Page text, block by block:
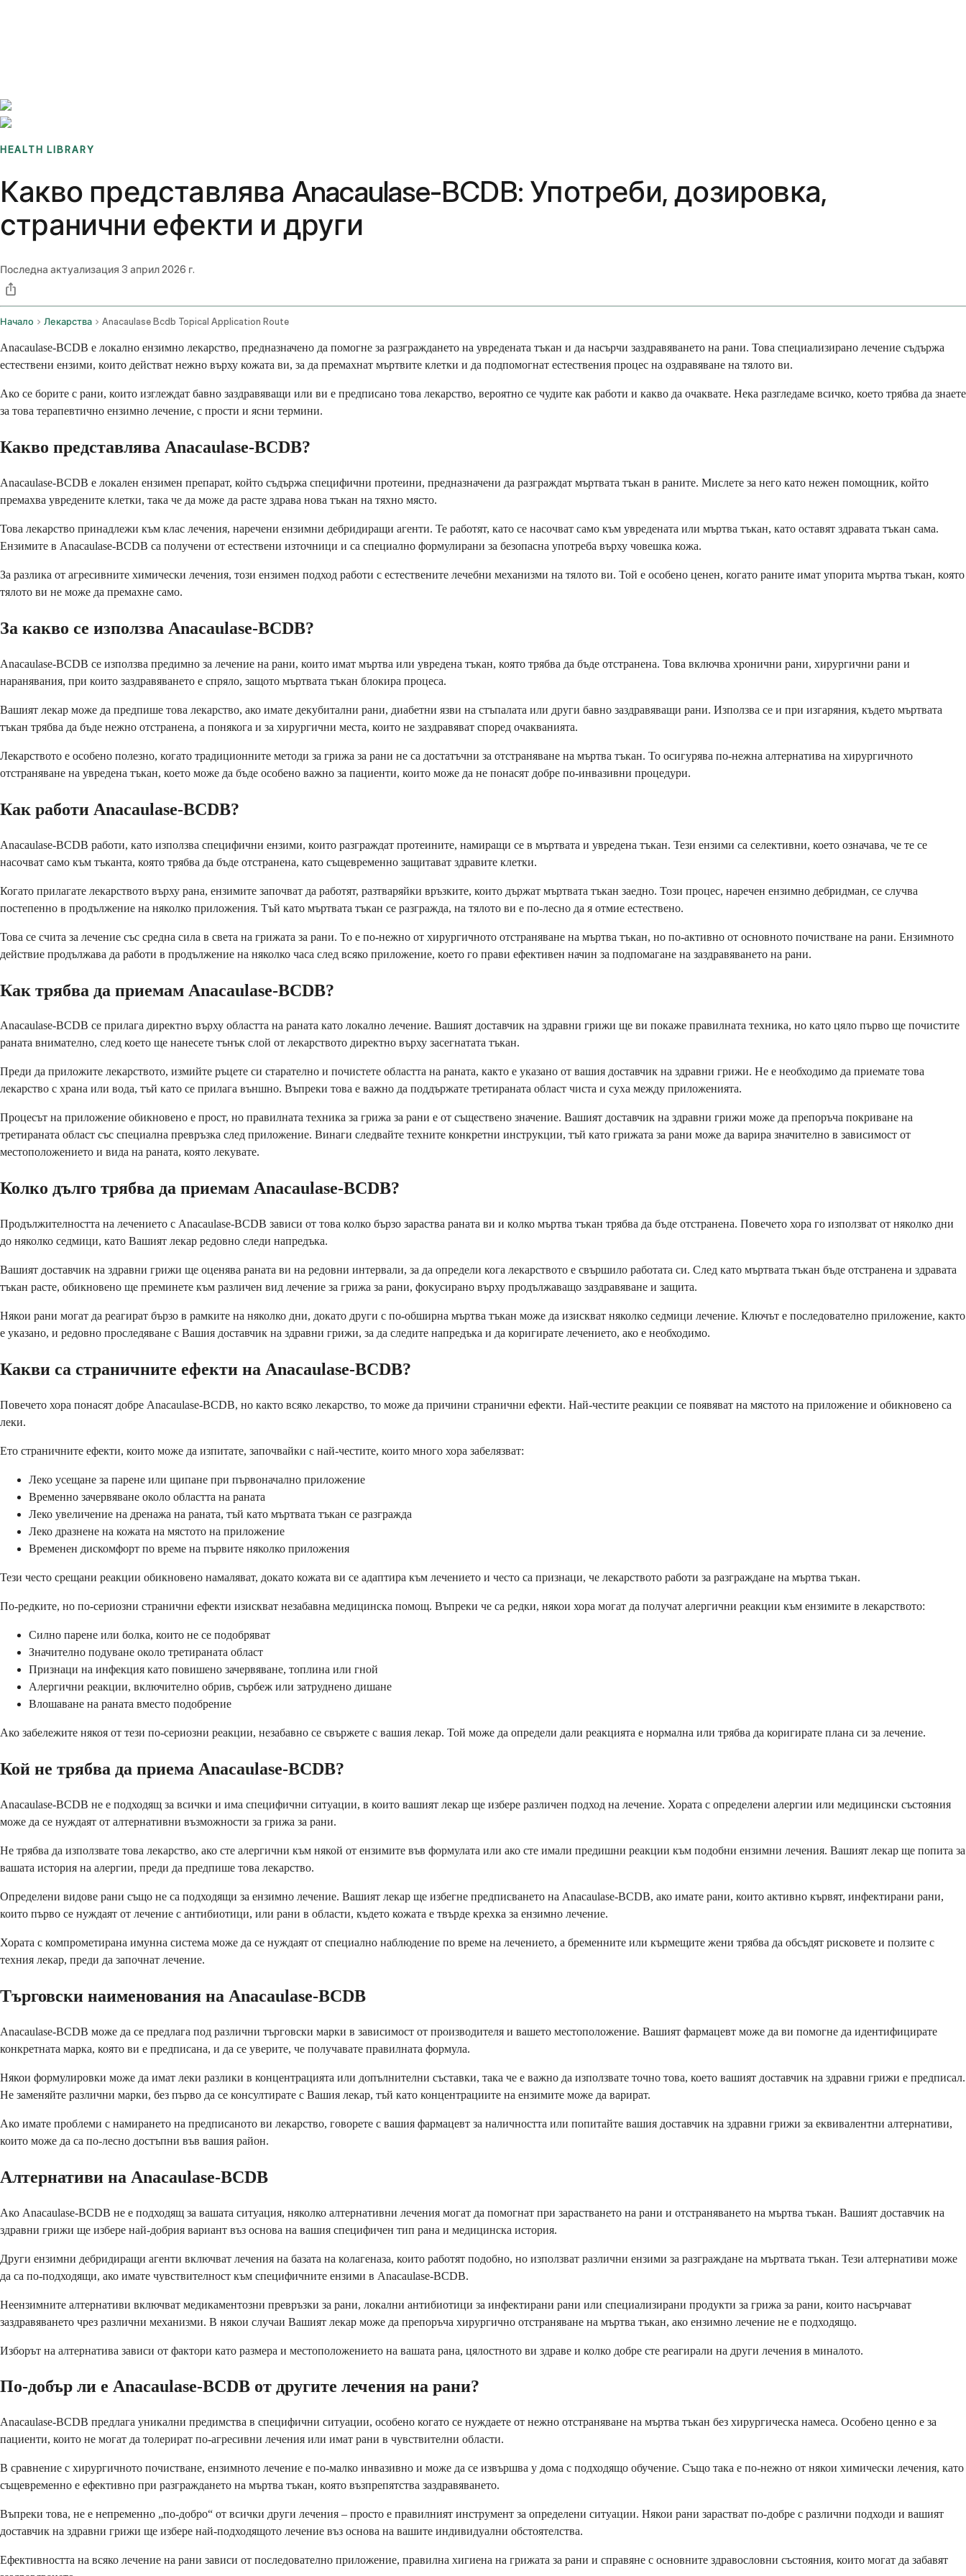
HEALTH LIBRARY
Какво представлява Anacaulase-BCDB: Употреби, дозировка,
странични ефекти и други
Последна актуализация 3 април 2026 г.
Начало Лекарства Anacaulase Bcdb Topical Application Route
Anacaulase-BCDB е локално ензимно лекарство, предназначено да помогне за разграждането на увредената тъкан и да насърчи заздравяването на рани. Това специализирано лечение съдържа
естествени ензими, които действат нежно върху кожата ви, за да премахнат мъртвите клетки и да подпомогнат естествения процес на оздравяване на тялото ви.
Ако се борите с рани, които изглеждат бавно заздравяващи или ви е предписано това лекарство, вероятно се чудите как работи и какво да очаквате. Нека разгледаме всичко, което трябва да знаете
за това терапевтично ензимно лечение, с прости и ясни термини.
Какво представлява Anacaulase-BCDB?
Anacaulase-BCDB е локален ензимен препарат, който съдържа специфични протеини, предназначени да разграждат мъртвата тъкан в раните. Мислете за него като нежен помощник, който
премахва увредените клетки, така че да може да расте здрава нова тъкан на тяхно място.
Това лекарство принадлежи към клас лечения, наречени ензимни дебридиращи агенти. Те работят, като се насочват само към увредената или мъртва тъкан, като оставят здравата тъкан сама.
Ензимите в Anacaulase-BCDB са получени от естествени източници и са специално формулирани за безопасна употреба върху човешка кожа.
За разлика от агресивните химически лечения, този ензимен подход работи с естествените лечебни механизми на тялото ви. Той е особено ценен, когато раните имат упорита мъртва тъкан, която
тялото ви не може да премахне само.
За какво се използва Anacaulase-BCDB?
Anacaulase-BCDB се използва предимно за лечение на рани, които имат мъртва или увредена тъкан, която трябва да бъде отстранена. Това включва хронични рани, хирургични рани и
наранявания, при които заздравяването е спряло, защото мъртвата тъкан блокира процеса.
Вашият лекар може да предпише това лекарство, ако имате декубитални рани, диабетни язви на стъпалата или други бавно заздравяващи рани. Използва се и при изгаряния, където мъртвата
тъкан трябва да бъде нежно отстранена, а понякога и за хирургични места, които не заздравяват според очакванията.
Лекарството е особено полезно, когато традиционните методи за грижа за рани не са достатъчни за отстраняване на мъртва тъкан. То осигурява по-нежна алтернатива на хирургичното
отстраняване на увредена тъкан, което може да бъде особено важно за пациенти, които може да не понасят добре по-инвазивни процедури.
Как работи Anacaulase-BCDB?
Anacaulase-BCDB работи, като използва специфични ензими, които разграждат протеините, намиращи се в мъртвата и увредена тъкан. Тези ензими са селективни, което означава, че те се
насочват само към тъканта, която трябва да бъде отстранена, като същевременно защитават здравите клетки.
Когато прилагате лекарството върху рана, ензимите започват да работят, разтваряйки връзките, които държат мъртвата тъкан заедно. Този процес, наречен ензимно дебридман, се случва
постепенно в продължение на няколко приложения. Тъй като мъртвата тъкан се разгражда, на тялото ви е по-лесно да я отмие естествено.
Това се счита за лечение със средна сила в света на грижата за рани. То е по-нежно от хирургичното отстраняване на мъртва тъкан, но по-активно от основното почистване на рани. Ензимното
действие продължава да работи в продължение на няколко часа след всяко приложение, което го прави ефективен начин за подпомагане на заздравяването на рани.
Как трябва да приемам Anacaulase-BCDB?
Anacaulase-BCDB се прилага директно върху областта на раната като локално лечение. Вашият доставчик на здравни грижи ще ви покаже правилната техника, но като цяло първо ще почистите
раната внимателно, след което ще нанесете тънък слой от лекарството директно върху засегнатата тъкан.
Преди да приложите лекарството, измийте ръцете си старателно и почистете областта на раната, както е указано от вашия доставчик на здравни грижи. Не е необходимо да приемате това
лекарство с храна или вода, тъй като се прилага външно. Въпреки това е важно да поддържате третираната област чиста и суха между приложенията.
Процесът на приложение обикновено е прост, но правилната техника за грижа за рани е от съществено значение. Вашият доставчик на здравни грижи може да препоръча покриване на
третираната област със специална превръзка след приложение. Винаги следвайте техните конкретни инструкции, тъй като грижата за рани може да варира значително в зависимост от
местоположението и вида на раната, която лекувате.
Колко дълго трябва да приемам Anacaulase-BCDB?
Продължителността на лечението с Anacaulase-BCDB зависи от това колко бързо зараства раната ви и колко мъртва тъкан трябва да бъде отстранена. Повечето хора го използват от няколко дни
до няколко седмици, като Вашият лекар редовно следи напредъка.
Вашият доставчик на здравни грижи ще оценява раната ви на редовни интервали, за да определи кога лекарството е свършило работата си. След като мъртвата тъкан бъде отстранена и здравата
тъкан расте, обикновено ще преминете към различен вид лечение за грижа за рани, фокусирано върху продължаващо заздравяване и защита.
Някои рани могат да реагират бързо в рамките на няколко дни, докато други с по-обширна мъртва тъкан може да изискват няколко седмици лечение. Ключът е последователно приложение, както
е указано, и редовно проследяване с Вашия доставчик на здравни грижи, за да следите напредъка и да коригирате лечението, ако е необходимо.
Какви са страничните ефекти на Anacaulase-BCDB?
Повечето хора понасят добре Anacaulase-BCDB, но както всяко лекарство, то може да причини странични ефекти. Най-честите реакции се появяват на мястото на приложение и обикновено са
леки.
Ето страничните ефекти, които може да изпитате, започвайки с най-честите, които много хора забелязват:
Леко усещане за парене или щипане при първоначално приложение
Временно зачервяване около областта на раната
Леко увеличение на дренажа на раната, тъй като мъртвата тъкан се разгражда
Леко дразнене на кожата на мястото на приложение
Временен дискомфорт по време на първите няколко приложения
Тези често срещани реакции обикновено намаляват, докато кожата ви се адаптира към лечението и често са признаци, че лекарството работи за разграждане на мъртва тъкан.
По-редките, но по-сериозни странични ефекти изискват незабавна медицинска помощ. Въпреки че са редки, някои хора могат да получат алергични реакции към ензимите в лекарството:
Силно парене или болка, които не се подобряват
Значително подуване около третираната област
Признаци на инфекция като повишено зачервяване, топлина или гной
Алергични реакции, включително обрив, сърбеж или затруднено дишане
Влошаване на раната вместо подобрение
Ако забележите някоя от тези по-сериозни реакции, незабавно се свържете с вашия лекар. Той може да определи дали реакцията е нормална или трябва да коригирате плана си за лечение.
Кой не трябва да приема Anacaulase-BCDB?
Anacaulase-BCDB не е подходящ за всички и има специфични ситуации, в които вашият лекар ще избере различен подход на лечение. Хората с определени алергии или медицински състояния
може да се нуждаят от алтернативни възможности за грижа за рани.
Не трябва да използвате това лекарство, ако сте алергични към някой от ензимите във формулата или ако сте имали предишни реакции към подобни ензимни лечения. Вашият лекар ще попита за
вашата история на алергии, преди да предпише това лекарство.
Определени видове рани също не са подходящи за ензимно лечение. Вашият лекар ще избегне предписването на Anacaulase-BCDB, ако имате рани, които активно кървят, инфектирани рани,
които първо се нуждаят от лечение с антибиотици, или рани в области, където кожата е твърде крехка за ензимно лечение.
Хората с компрометирана имунна система може да се нуждаят от специално наблюдение по време на лечението, а бременните или кърмещите жени трябва да обсъдят рисковете и ползите с
техния лекар, преди да започнат лечение.
Търговски наименования на Anacaulase-BCDB
Anacaulase-BCDB може да се предлага под различни търговски марки в зависимост от производителя и вашето местоположение. Вашият фармацевт може да ви помогне да идентифицирате
конкретната марка, която ви е предписана, и да се уверите, че получавате правилната формула.
Някои формулировки може да имат леки разлики в концентрацията или допълнителни съставки, така че е важно да използвате точно това, което вашият доставчик на здравни грижи е предписал.
Не заменяйте различни марки, без първо да се консултирате с Вашия лекар, тъй като концентрациите на ензимите може да варират.
Ако имате проблеми с намирането на предписаното ви лекарство, говорете с вашия фармацевт за наличността или попитайте вашия доставчик на здравни грижи за еквивалентни алтернативи,
които може да са по-лесно достъпни във вашия район.
Алтернативи на Anacaulase-BCDB
Ако Anacaulase-BCDB не е подходящ за вашата ситуация, няколко алтернативни лечения могат да помогнат при зарастването на рани и отстраняването на мъртва тъкан. Вашият доставчик на
здравни грижи ще избере най-добрия вариант въз основа на вашия специфичен тип рана и медицинска история.
Други ензимни дебридиращи агенти включват лечения на базата на колагеназа, които работят подобно, но използват различни ензими за разграждане на мъртвата тъкан. Тези алтернативи може
да са по-подходящи, ако имате чувствителност към специфичните ензими в Anacaulase-BCDB.
Неензимните алтернативи включват медикаментозни превръзки за рани, локални антибиотици за инфектирани рани или специализирани продукти за грижа за рани, които насърчават
заздравяването чрез различни механизми. В някои случаи Вашият лекар може да препоръча хирургично отстраняване на мъртва тъкан, ако ензимно лечение не е подходящо.
Изборът на алтернатива зависи от фактори като размера и местоположението на вашата рана, цялостното ви здраве и колко добре сте реагирали на други лечения в миналото.
По-добър ли е Anacaulase-BCDB от другите лечения на рани?
Anacaulase-BCDB предлага уникални предимства в специфични ситуации, особено когато се нуждаете от нежно отстраняване на мъртва тъкан без хирургическа намеса. Особено ценно е за
пациенти, които не могат да толерират по-агресивни лечения или имат рани в чувствителни области.
В сравнение с хирургичното почистване, ензимното лечение е по-малко инвазивно и може да се извършва у дома с подходящо обучение. Също така е по-нежно от някои химически лечения, като
същевременно е ефективно при разграждането на мъртва тъкан, която възпрепятства заздравяването.
Въпреки това, не е непременно „по-добро“ от всички други лечения – просто е правилният инструмент за определени ситуации. Някои рани зарастват по-добре с различни подходи и вашият
доставчик на здравни грижи ще избере най-подходящото лечение въз основа на вашите индивидуални обстоятелства.
Ефективността на всяко лечение на рани зависи от последователно приложение, правилна хигиена на грижата за рани и справяне с основните здравословни състояния, които могат да забавят